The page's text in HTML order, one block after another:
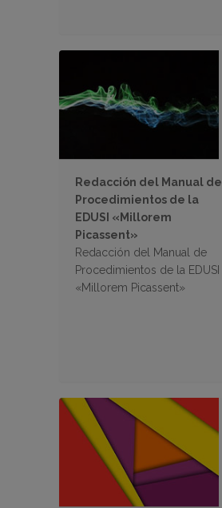
Redacción del Manual de
Procedimientos de la
EDUSI «Millorem
Picassent»
Redacción del Manual de
Procedimientos de la EDUSI
«Millorem Picassent»